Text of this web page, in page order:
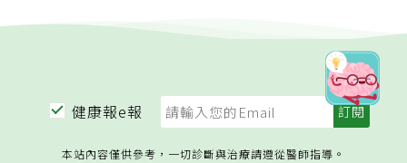
健康報e報
本站內容僅供參考，一切診斷與治療請遵從醫師指導。